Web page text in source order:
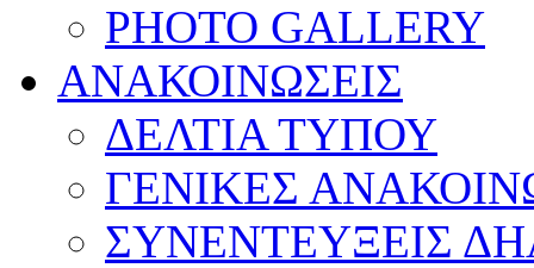
PHOTO GALLERY
ΑΝΑΚΟΙΝΩΣΕΙΣ
ΔΕΛΤΙΑ ΤΥΠΟΥ
ΓΕΝΙΚΕΣ
ΣΥΝΕΝΤΕΥΞΕΙΣ